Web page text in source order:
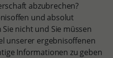
abzubrechen?
und absolut
nicht und Sie müssen
unserer ergebnisoffenen
Informationen zu geben